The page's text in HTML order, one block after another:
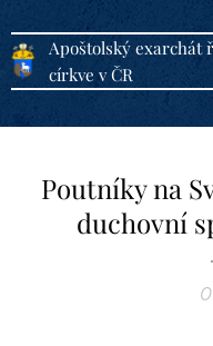
Apoštolský exarchát
církve v ČR
Poutníky na
duchovní